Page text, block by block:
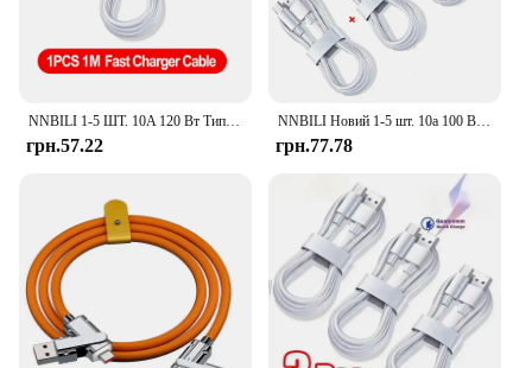
NNBILI 1-5 ШТ. 10A 120 Вт Тип C Кабель для надшвидкої зарядки Шнур передачі даних для Samsung Huawei Xiaomi 14 Redmi Кабелі USB C для швидкого заряджання
грн.57.22
NNBILI Новий 1-5 шт. 10a 100 Вт Кабель для надшвидкої зарядки типу C Шнур передачі даних для Huawei vivo oppo Кабелі швидкого заряджання USB C 2024
грн.77.78